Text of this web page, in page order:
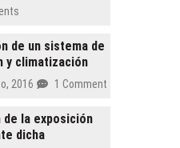
de un sistema de
y climatización
2016 1 Comment
de la exposición
dicha